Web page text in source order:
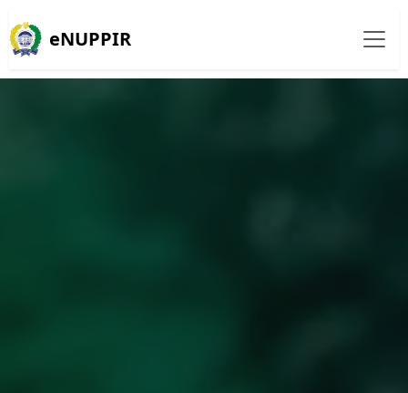
eNUPPIR